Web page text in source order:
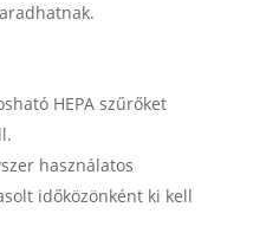
HEPA szűrőket
használatos
időközönként ki kell